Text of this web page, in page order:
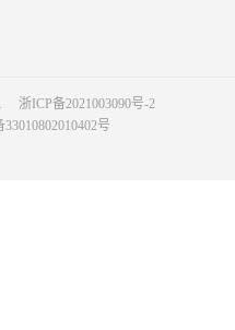
浙ICP备2021003090号-2
号